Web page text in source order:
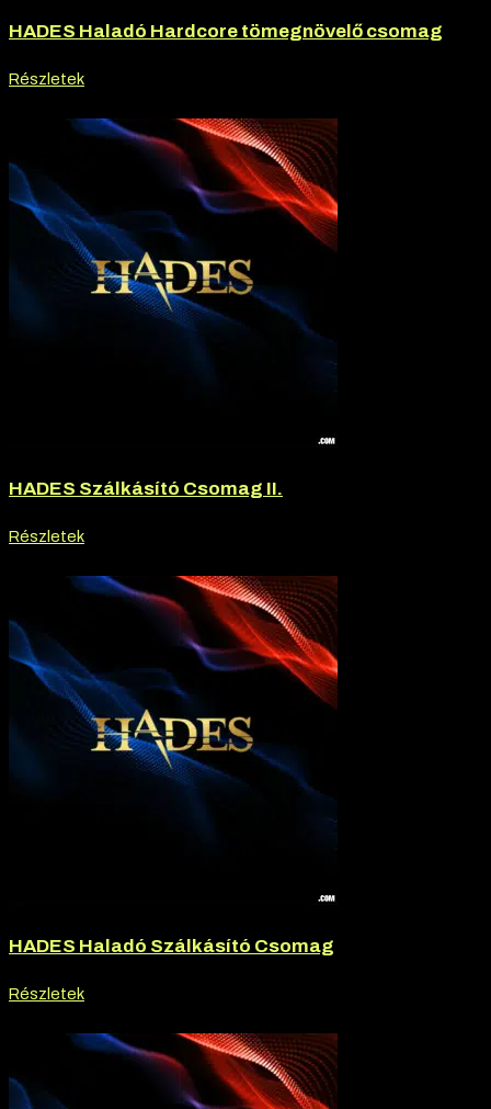
HADES Haladó Hardcore tömegnövelő csomag
Részletek
HADES Szálkásító Csomag II.
Részletek
HADES Haladó Szálkásító Csomag
Részletek